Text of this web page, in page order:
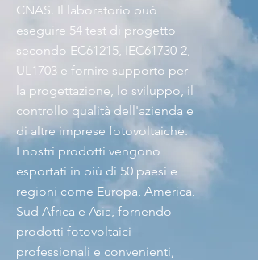
CNAS. Il laboratorio può
eseguire 54 test di progetto
secondo EC61215, IEC61730-2,
UL1703 e fornire supporto per
la progettazione, lo sviluppo, il
controllo qualità dell'azienda e
di altre imprese fotovoltaiche.
I nostri prodotti vengono
esportati in più di 50 paesi e
regioni come Europa, America,
Sud Africa e Asia, fornendo
prodotti fotovoltaici
professionali e convenienti,